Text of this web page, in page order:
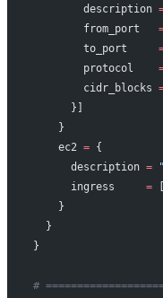
        description
        from_port
        to_port
        protocol
        cidr_blocks
      }]
    }
    ec2
= {
      description
=
      ingress
=
    }
  }
}
#